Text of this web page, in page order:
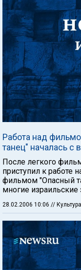
Работа над
танец" началась с
После легкого
приступил к
фильмом "Опасный
многие
28.02.2006 10:06 // Культура